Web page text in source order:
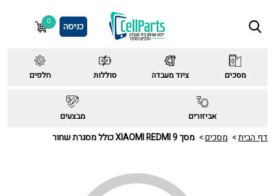
כניסה 0
מסכים ציוד מעבדה סוללות חלפים
אביזורים מבצעים
דף הבית מסכים מסך XIAOMI REDMI 9 כולל מסגרת שחור